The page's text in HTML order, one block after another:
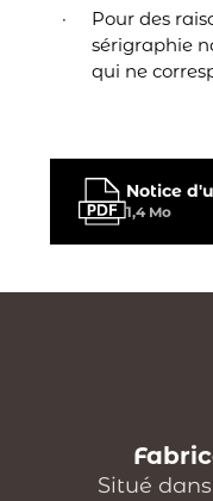
Pour des
sérigraphie
qui ne
Notice
1,4 Mo
Situé